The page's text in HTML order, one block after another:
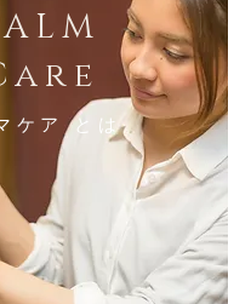
ケア とは